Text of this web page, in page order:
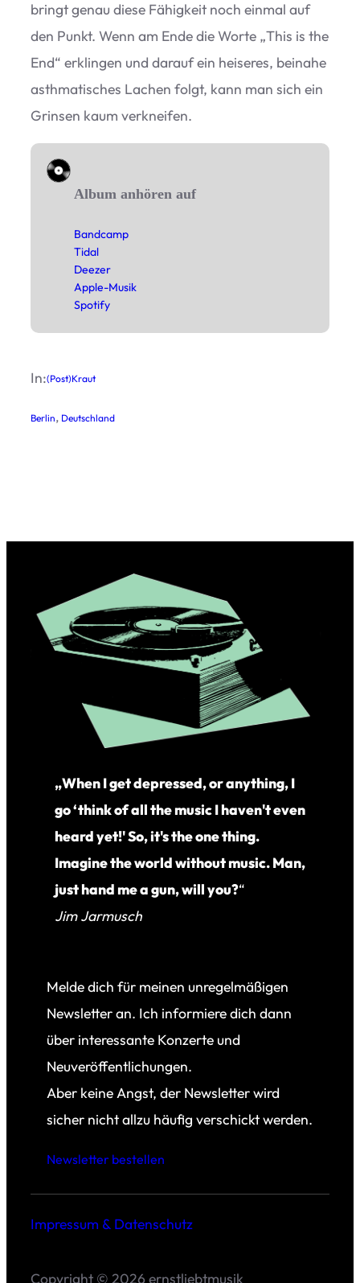
bringt genau diese Fähig­keit noch ein­mal auf
den Punkt. Wenn am Ende die Worte „This is the
End“ erklin­gen und dar­auf ein hei­se­res, bei­nahe
asth­ma­ti­sches Lachen folgt, kann man sich ein
Grin­sen kaum verkneifen.
Album anhören auf
Band­camp
Tidal
Deezer
Apple-Musik
Spo­tify
In:(Post)Kraut
Berlin, Deutschland
„When I get depressed, or anything, I
go ‘think of all the music I haven't even
heard yet!' So, it's the one thing.
Imagine the world without music. Man,
just hand me a gun, will you?“
Jim Jarmusch
Melde dich für meinen unregelmäßigen
Newsletter an. Ich informiere dich dann
über interessante Konzerte und
Neuveröffentlichungen.
Aber keine Angst, der Newsletter wird
sicher nicht allzu häufig verschickt werden.
Newsletter bestellen
Impressum & Datenschutz
Copyright © 2026 ernstliebtmusik